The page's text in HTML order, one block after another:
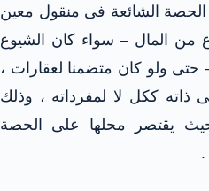
الحصة الشائعة فى منقول معين
من المال – سواء كان الشيوع
ولو كان متضمنا لعقارات ،
ذاته ككل لا لمفرداته ، وذلك
يقتصر محلها على الحصة
.